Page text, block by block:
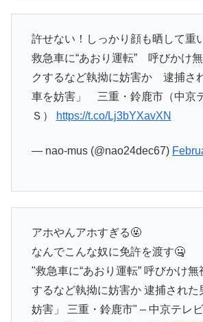
許せない！しっかり顔も晒して重
救急車に“あおり運転” 呼びかけ
クするなど執拗に妨害か 逮捕さ
車を妨害」 三重・鈴鹿市（中京
Ｓ）
https://t.co/Lj3bYXavXN
— nao-mus (@nao24dec67)
アホやんアホすぎる🤬
なんでこんな奴に免許を渡す🤐
"救急車に“あおり運転” 呼びかけ
するなど執拗に妨害か 逮捕された
妨害」 三重・鈴鹿市" – 中京テレ